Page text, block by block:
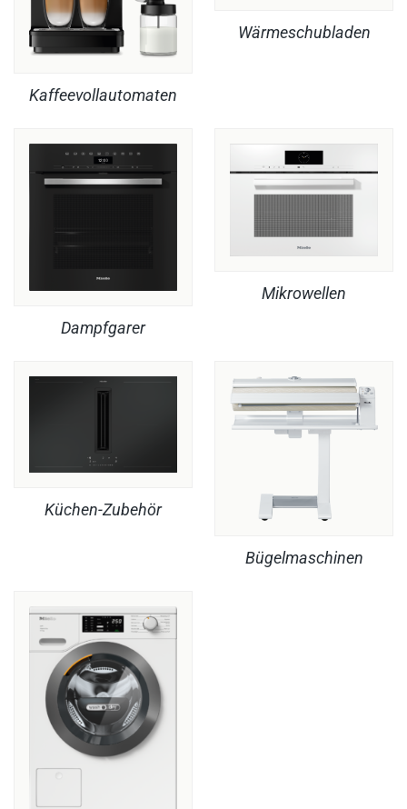
Kaffeevollautomaten
Wärmeschubladen
Dampfgarer
Mikrowellen
Küchen-Zubehör
Bügelmaschinen